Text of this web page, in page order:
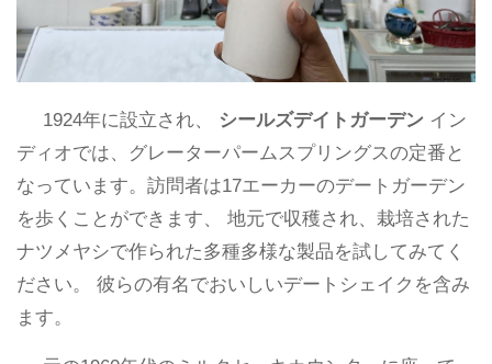
1924年に設立され、 シールズデイトガーデン イン
ディオでは、グレーターパームスプリングスの定番と
なっています。訪問者は17エーカーのデートガーデン
を歩くことができます、 地元で収穫され、栽培された
ナツメヤシで作られた多種多様な製品を試してみてく
ださい。 彼らの有名でおいしいデートシェイクを含み
ます。